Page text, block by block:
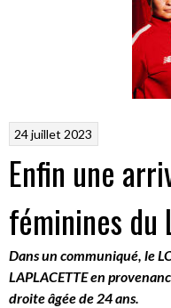
24 juillet 2023
Enfin une
féminines du
Dans un communiqué, le
LAPLACETTE en
droite âgée de 24 ans.